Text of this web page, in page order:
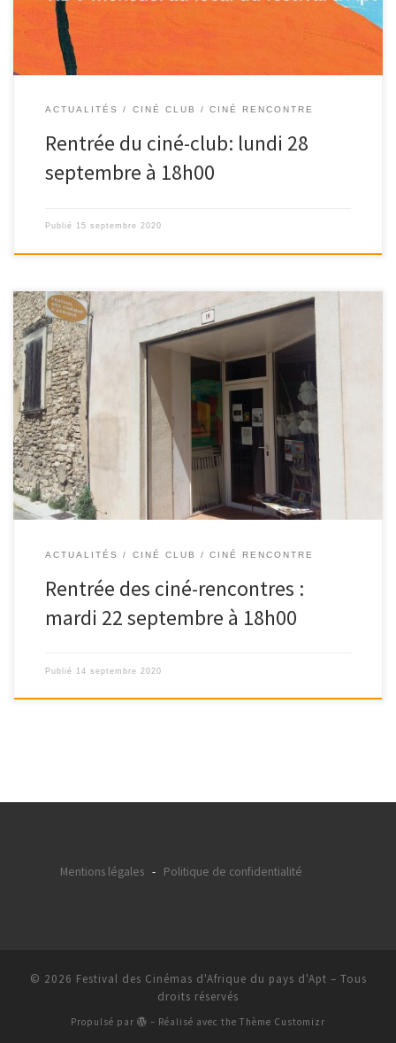
ACTUALITÉS CINÉ CLUB / CINÉ RENCONTRE
Rentrée du ciné-club: lundi 28
septembre à 18h00
Publié 15 septembre 2020
Nos rendez-vous du mardi reprennent ! Prochain ciné-rencontres :
mardi 22 septembre à 18h00 au local […]
ACTUALITÉS CINÉ CLUB / CINÉ RENCONTRE
Rentrée des ciné-rencontres :
mardi 22 septembre à 18h00
Publié 14 septembre 2020
Mentions légales- Politique de confidentialité
© 2026 Festival des Cinémas d'Afrique du pays d'Apt – Tous
droits réservés
Propulsé par – Réalisé avec the Thème Customizr